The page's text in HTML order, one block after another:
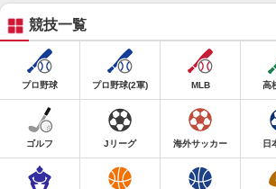
競技一覧
プロ野球 プロ野球(2軍) MLB 高
ゴルフ Jリーグ 海外サッカー 日